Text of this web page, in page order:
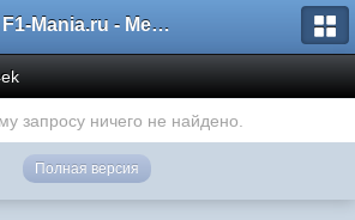
F1-Mania.ru - Международный чемпионат по симрейсингу
запросу ничего не найдено.
Полная версия